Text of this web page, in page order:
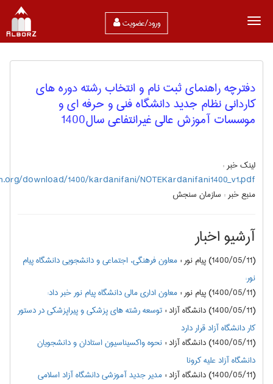
ورود/عضویت
دفترچه راهنمای ثبت نام و انتخاب رشته دوره های
کاردانی نظام جدید دانشگاه فنی و حرفه ای و
موسسات آموزش عالی غیرانتفاعی سال1400
لینک خبر :
download/1400/kardanifani/NOTEKardanifani1400_v1.pdf
منبع خبر : سازمان سنجش
آرشیو اخبار
(1400/05/11) پیام نور :معاون فرهنگی، اجتماعی و دانشجویی دانشگاه پیام
نور:
(1400/05/11) پیام نور
:معاون اداری مالی دانشگاه پیام نور خبر داد:
(1400/05/11) دانشگاه آزاد
:توسعه رشته های پزشکی و پیراپزشکی در دستور
کار دانشگاه آزاد قرار دارد
(1400/05/11) دانشگاه آزاد
:نحوه واکسیناسیون استادان و دانشجویان
دانشگاه آزاد علیه کرونا
(1400/05/11) دانشگاه آزاد
:مدیر جدید آموزشی دانشگاه آزاد اسلامی